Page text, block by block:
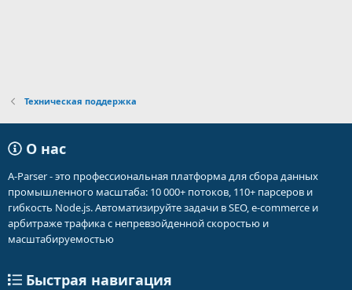
Техническая поддержка
О нас
A-Parser - это профессиональная платформа для сбора данных
промышленного масштаба: 10 000+ потоков, 110+ парсеров и
гибкость Node.js. Автоматизируйте задачи в SEO, e-commerce и
арбитраже трафика с непревзойденной скоростью и
масштабируемостью
Быстрая навигация